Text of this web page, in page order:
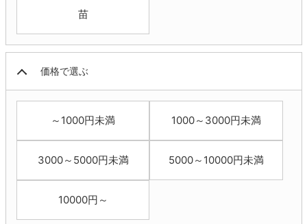
苗
価格で選ぶ
～1000円未満 1000～3000円未満
3000～5000円未満 5000～10000円未満
10000円～